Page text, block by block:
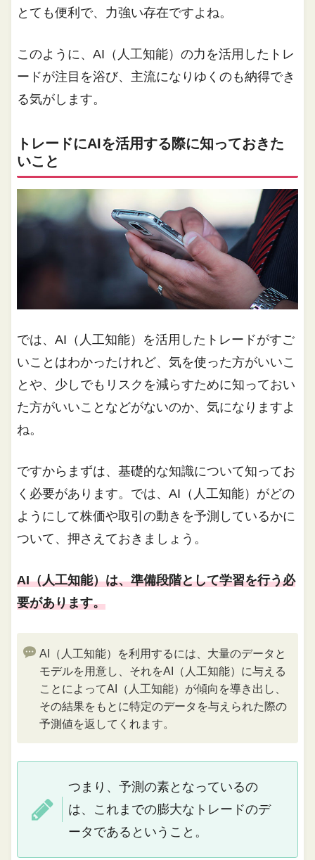
とても便利で、力強い存在ですよね。
このように、AI（人工知能）の力を活用したトレ
ードが注目を浴び、主流になりゆくのも納得でき
る気がします。
トレードにAIを活用する際に知っておきた
いこと
では、AI（人工知能）を活用したトレードがすご
いことはわかったけれど、気を使った方がいいこ
とや、少しでもリスクを減らすために知っておい
た方がいいことなどがないのか、気になりますよ
ね。
ですからまずは、基礎的な知識について知ってお
く必要があります。では、AI（人工知能）がどの
ようにして株価や取引の動きを予測しているかに
ついて、押さえておきましょう。
AI（人工知能）は、準備段階として学習を行う必
要があります。
AI（人工知能）を利用するには、大量のデータと
モデルを用意し、それをAI（人工知能）に与える
ことによってAI（人工知能）が傾向を導き出し、
その結果をもとに特定のデータを与えられた際の
予測値を返してくれます。
つまり、予測の素となっているの
は、これまでの膨大なトレードのデ
ータであるということ。